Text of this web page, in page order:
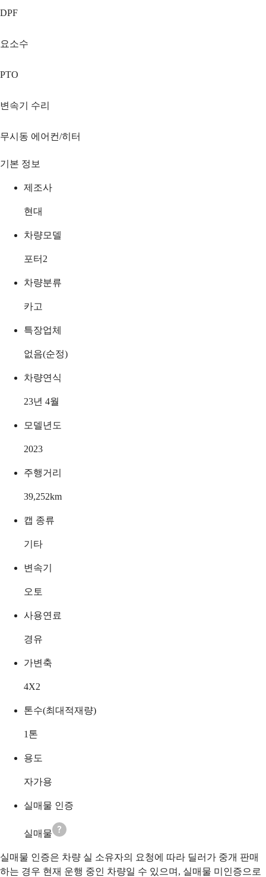
DPF
요소수
PTO
변속기 수리
무시동 에어컨/히터
기본 정보
제조사
현대
차량모델
포터2
차량분류
카고
특장업체
없음(순정)
차량연식
23년 4월
모델년도
2023
주행거리
39,252km
캡 종류
기타
변속기
오토
사용연료
경유
가변축
4X2
톤수(최대적재량)
1 톤
용도
자가용
실매물 인증
실매물
실매물 인증은 차량 실 소유자의 요청에 따라 딜러가 중개 판매
하는 경우 현재 운행 중인 차량일 수 있으며, 실매물 미인증으로